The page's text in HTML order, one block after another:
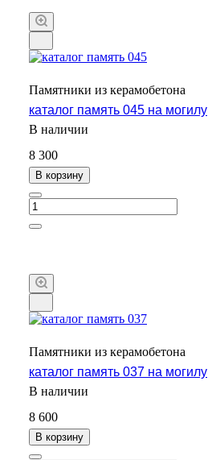
Памятники из керамобетона
каталог память 045 на могилу
В наличии
8 300
В корзину
Памятники из керамобетона
каталог память 037 на могилу
В наличии
8 600
В корзину